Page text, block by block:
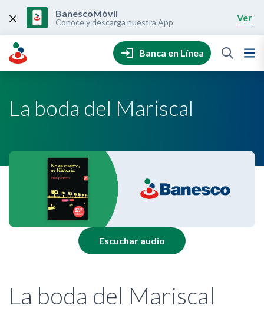
content
BanescoMóvil
Conoce y descarga nuestra App Ver
Banca en Línea
La boda del Mariscal
Escuchar audio
La boda del Mariscal